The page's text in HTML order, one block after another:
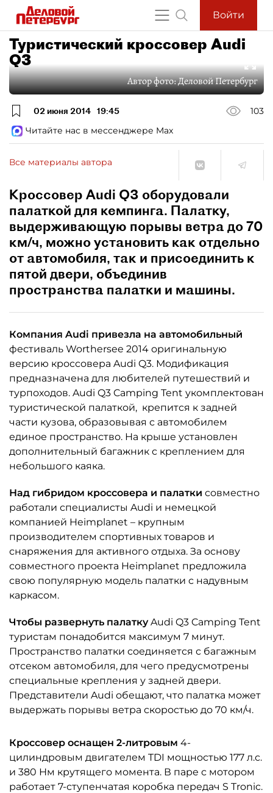
Войти
Туристический кроссовер Audi
Q3
Автор фото:Деловой Петербург
02 июня 2014 19:45
103
Читайте нас в мессенджере Max
Все материалы автора
Кроссовер Audi Q3 оборудовали
палаткой для кемпинга. Палатку,
выдерживающую порывы ветра до 70
км/ч, можно установить как отдельно
от автомобиля, так и присоединить к
пятой двери, объединив
пространства палатки и машины.
Компания Audi привезла на автомобильный
фестиваль Worthersee 2014 оригинальную
версию кроссовера Audi Q3. Модификация
предназначена для любителей путешествий и
турпоходов. Audi Q3 Camping Tent укомплектован
туристической палаткой, крепится к задней
части кузова, образовывая с автомобилем
единое пространство. На крыше установлен
дополнительный багажник с креплением для
небольшого каяка.
Над гибридом кроссовера и палатки совместно
работали специалисты Audi и немецкой
компанией Heimplanet – крупным
производителем спортивных товаров и
снаряжения для активного отдыха. За основу
совместного проекта Heimplanet предложила
свою популярную модель палатки с надувным
каркасом.
Чтобы развернуть палаткуAudi Q3 Camping Tent
туристам понадобится максимум 7 минут.
Пространство палатки соединяется с багажным
отсеком автомобиля, для чего предусмотрены
специальные крепления у задней двери.
Представители Audi обещают, что палатка может
выдержать порывы ветра скоростью до 70 км/ч.
Кроссовер оснащен 2-литровым 4-
цилиндровым двигателем TDI мощностью 177 л.с.
и 380 Нм крутящего момента. В паре с мотором
работает 7-ступенчатая коробка передач S Tronic.